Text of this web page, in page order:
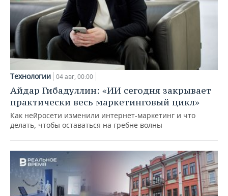
Технологии 04 авг, 00:00
Айдар Гибадуллин: «ИИ сегодня закрывает
практически весь маркетинговый цикл»
Как нейросети изменили интернет-маркетинг и что
делать, чтобы оставаться на гребне волны